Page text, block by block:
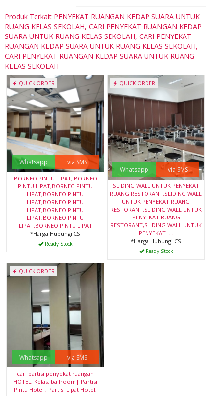
Produk Terkait PENYEKAT RUANGAN KEDAP SUARA UNTUK
RUANG KELAS SEKOLAH, CARI PENYEKAT RUANGAN KEDAP
SUARA UNTUK RUANG KELAS SEKOLAH, CARI PENYEKAT
RUANGAN KEDAP SUARA UNTUK RUANG KELAS SEKOLAH,
CARI PENYEKAT RUANGAN KEDAP SUARA UNTUK RUANG
KELAS SEKOLAH
QUICK ORDER
Whatsapp via SMS
BORNEO PINTU LIPAT, BORNEO
PINTU LIPAT,BORNEO PINTU
LIPAT,BORNEO PINTU
LIPAT,BORNEO PINTU
LIPAT,BORNEO PINTU
LIPAT,BORNEO PINTU
LIPAT,BORNEO PINTU LIPAT
*Harga Hubungi CS
Ready Stock
QUICK ORDER
Whatsapp via SMS
SLIDING WALL UNTUK PENYEKAT
RUANG RESTORANT,SLIDING WALL
UNTUK PENYEKAT RUANG
RESTORANT,SLIDING WALL UNTUK
PENYEKAT RUANG
RESTORANT,SLIDING WALL UNTUK
PENYEKAT ....
*Harga Hubungi CS
Ready Stock
QUICK ORDER
Whatsapp via SMS
cari partisi penyekat ruangan
HOTEL, Kelas, ballroom| Partisi
Pintu Hotel , Partisi LIpat Hotel,